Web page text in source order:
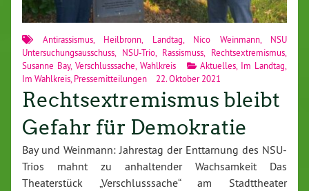
Antirassismus, Heilbronn Landtag Nico Weinmann, NSU
Untersuchungsausschuss
NSU-Trio, Rassismuss Rechtsextremismus
Susanne Bay,Verschlusssache ,Wahlkreis Aktuelles, Im Landtag
Im Wahlkreis Pressemitteilungen 22. Oktober 2021
Rechtsextremismus bleibt
Gefahr für Demokratie
Bay und Weinmann: Jahrestag der Enttarnung des NSU-
Trios mahnt zu anhaltender Wachsamkeit Das
Theaterstück „Verschlusssache“ am Stadttheater